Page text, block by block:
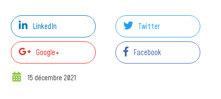
LinkedIn Twitter
Google+ Facebook
15 décembre 2021